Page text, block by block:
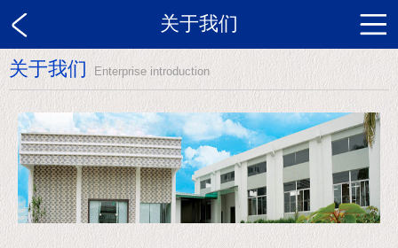
关于我们
关于我们 Enterprise introduction